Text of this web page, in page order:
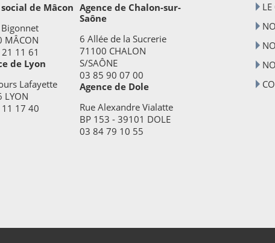
social de Mâcon
MÂCON
11 61
de Lyon
Lafayette
LYON
17 40
Agence de Chalon-sur-
Saône
6 Allée de la Sucrerie
71100 CHALON
S/SAÔNE
03 85 90 07 00
Agence de Dole
Rue Alexandre Vialatte
BP 153 - 39101 DOLE
03 84 79 10 55
LE